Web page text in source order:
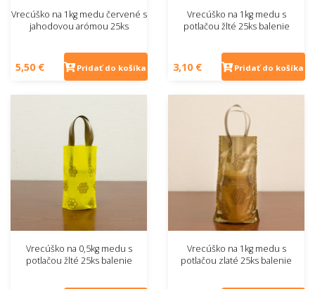
Vrecúško na 1kg medu červené s
jahodovou arómou 25ks
5,50 € Pridať do košíka
Vrecúško na 1kg medu s
potlačou žlté 25ks balenie
3,10 € Pridať do košíka
Vrecúško na 0,5kg medu s
potlačou žlté 25ks balenie
Vrecúško na 1kg medu s
potlačou zlaté 25ks balenie